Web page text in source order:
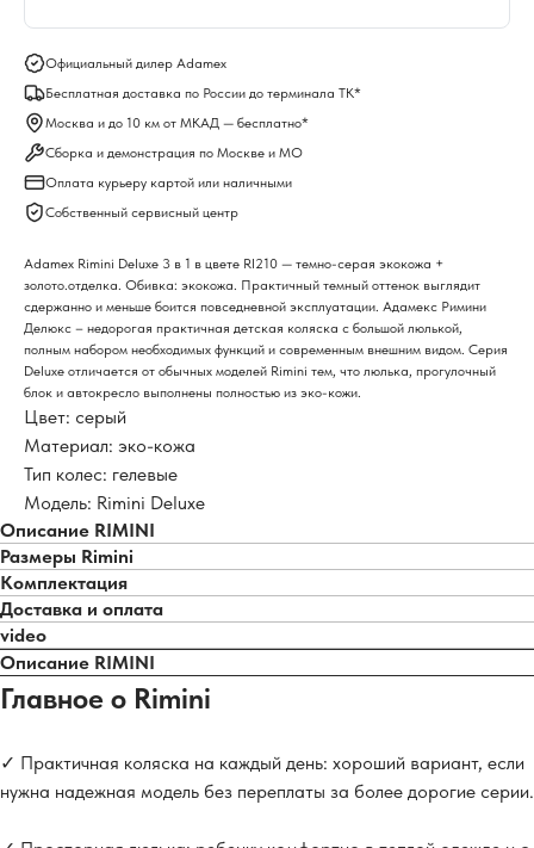
Официальный дилер Adamex
Бесплатная доставка по России до терминала ТК*
Москва и до 10 км от МКАД — бесплатно*
Сборка и демонстрация по Москве и МО
Оплата курьеру картой или наличными
Собственный сервисный центр
Adamex Rimini Deluxe 3 в 1 в цвете RI210 — темно-серая экокожа +
золото.отделка. Обивка: экокожа. Практичный темный оттенок выглядит
сдержанно и меньше боится повседневной эксплуатации. Адамекс Римини
Делюкс – недорогая практичная детская коляска с большой люлькой,
полным набором необходимых функций и современным внешним видом. Серия
Deluxe отличается от обычных моделей Rimini тем, что люлька, прогулочный
блок и автокресло выполнены полностью из эко-кожи.
Цвет: серый
Материал: эко-кожа
Тип колес: гелевые
Модель: Rimini Deluxe
Описание RIMINI
Размеры Rimini
Комплектация
Доставка и оплата
video
Описание RIMINI
Главное о Rimini
✓ Практичная коляска на каждый день: хороший вариант, если
нужна надежная модель без переплаты за более дорогие серии.